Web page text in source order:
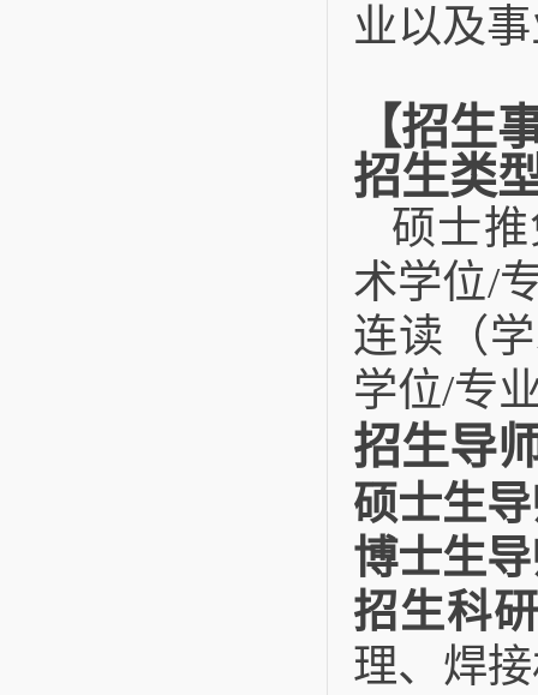
业以及
【招生
招生类
硕士
术学位/
连读（
学位/专
招生导
硕士生
博士生
招生科
理、焊